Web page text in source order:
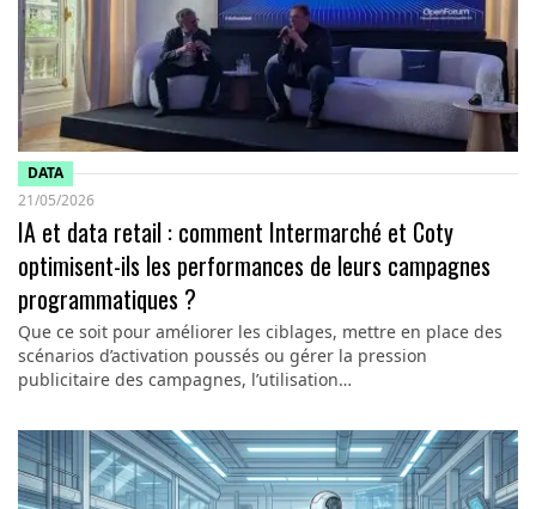
DATA
21/05/2026
IA et data retail : comment Intermarché et Coty
optimisent-ils les performances de leurs campagnes
programmatiques ?
Que ce soit pour améliorer les ciblages, mettre en place des
scénarios d’activation poussés ou gérer la pression
publicitaire des campagnes, l’utilisation…